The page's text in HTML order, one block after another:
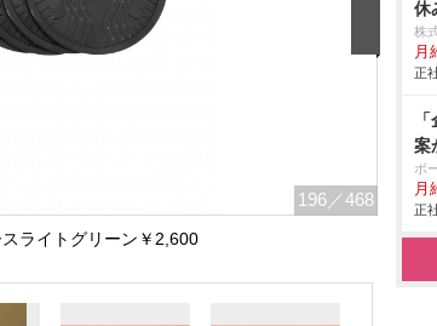
196 ／468
ライトグリーン￥2,600
休
株
月
正
案
ボ
月
正